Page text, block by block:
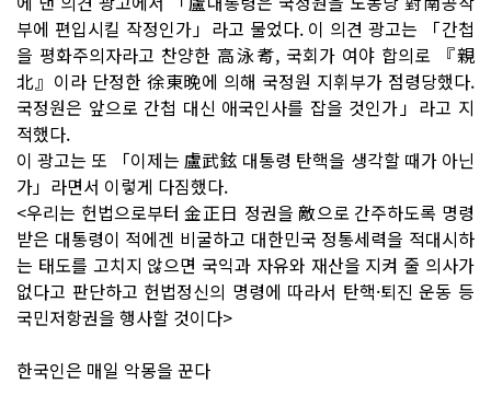
부에 편입시킬 작정인가」라고 물었다. 이 의견 광고는 「간첩
을 평화주의자라고 찬양한 高泳耉, 국회가 여야 합의로 『親
北』이라 단정한 徐東晩에 의해 국정원 지휘부가 점령당했다.
국정원은 앞으로 간첩 대신 애국인사를 잡을 것인가」라고 지
적했다.
이 광고는 또 「이제는 盧武鉉 대통령 탄핵을 생각할 때가 아닌
가」라면서 이렇게 다짐했다.
<우리는 헌법으로부터 金正日 정권을 敵으로 간주하도록 명령
받은 대통령이 적에겐 비굴하고 대한민국 정통세력을 적대시하
는 태도를 고치지 않으면 국익과 자유와 재산을 지켜 줄 의사가
없다고 판단하고 헌법정신의 명령에 따라서 탄핵·퇴진 운동 등
국민저항권을 행사할 것이다>
한국인은 매일 악몽을 꾼다